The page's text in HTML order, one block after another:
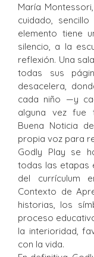
María
cuidado,
elemento tiene
silencio, a la
reflexión. Una
todas sus
desacelera,
cada niño —y
alguna vez fue
Buena Noticia
propia voz para
Godly Play se
todas las etapas
del currículum
Contexto de
historias, los
proceso
la interioridad,
con la vida.